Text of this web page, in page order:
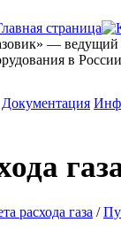
— ведущий
в России
Документация
расхода газа /